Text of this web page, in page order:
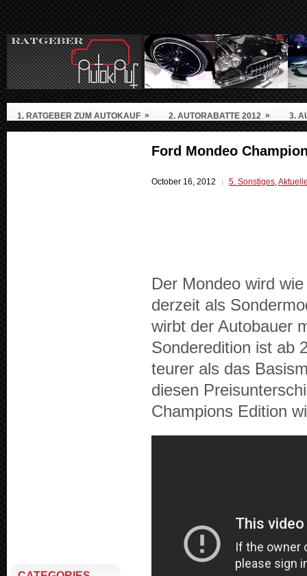
1. RATGEBER ZUM AUTOKAUF » 2. AUTORABATTE 2012 » 3.
Ford Mondeo
October 16, 2012 5. Sonstiges,
Der Mon­deo wird
derzeit als
wirbt der Auto­bauer
Son­dered­i­tion ist ab
teurer als das
diesen
Cham­pi­ons Edi­tion